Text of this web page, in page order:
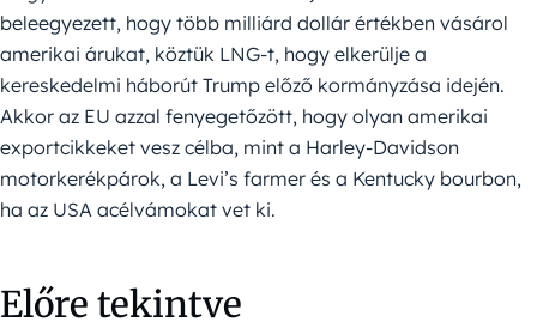
beleegyezett, hogy több milliárd dollár értékben vásárol
amerikai árukat, köztük LNG-t, hogy elkerülje a
kereskedelmi háborút Trump előző kormányzása idején.
Akkor az EU azzal fenyegetőzött, hogy olyan amerikai
exportcikkeket vesz célba, mint a Harley-Davidson
motorkerékpárok, a Levi’s farmer és a Kentucky bourbon,
ha az USA acélvámokat vet ki.
Előre tekintve